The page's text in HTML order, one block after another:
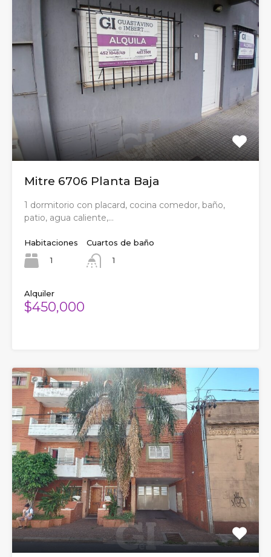
Mitre 6706 Planta Baja
1 dormitorio con placard, cocina comedor, baño,
patio, agua caliente,…
Habitaciones
1
Cuartos de baño
1
Alquiler
$450,000